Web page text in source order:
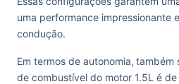
uma performance impressionante
condução.
Em termos de autonomia, também
de combustível do motor 1.5L é